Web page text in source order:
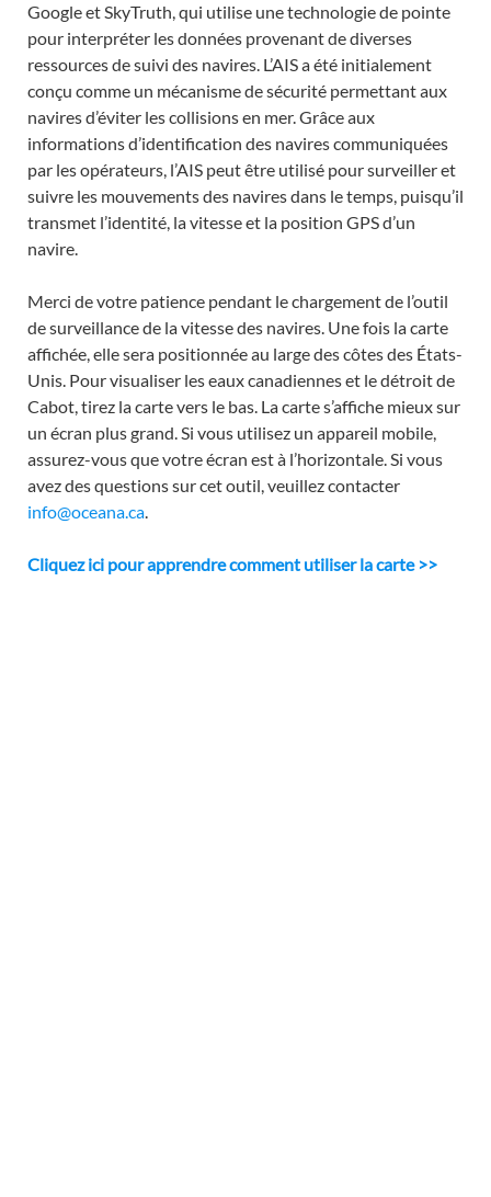
Google et SkyTruth, qui utilise une technologie de pointe
pour interpréter les données provenant de diverses
ressources de suivi des navires. L’AIS a été initialement
conçu comme un mécanisme de sécurité permettant aux
navires d’éviter les collisions en mer. Grâce aux
informations d’identification des navires communiquées
par les opérateurs, l’AIS peut être utilisé pour surveiller et
suivre les mouvements des navires dans le temps, puisqu’il
transmet l’identité, la vitesse et la position GPS d’un
navire.
Merci de votre patience pendant le chargement de l’outil
de surveillance de la vitesse des navires. Une fois la carte
affichée, elle sera positionnée au large des côtes des États-
Unis. Pour visualiser les eaux canadiennes et le détroit de
Cabot, tirez la carte vers le bas. La carte s’affiche mieux sur
un écran plus grand. Si vous utilisez un appareil mobile,
assurez-vous que votre écran est à l’horizontale. Si vous
avez des questions sur cet outil, veuillez contacter
info@oceana.ca.
Cliquez ici pour apprendre comment utiliser la carte >>